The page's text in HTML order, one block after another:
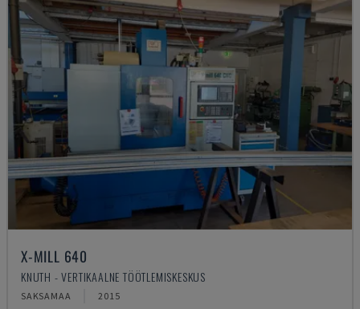
X-MILL 640
KNUTH - VERTIKAALNE TÖÖTLEMISKESKUS
SAKSAMAA 2015